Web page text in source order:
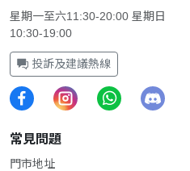
星期一至六11:30-20:00 星期日
10:30-19:00
投訴及建議熱線
常見問題
門市地址